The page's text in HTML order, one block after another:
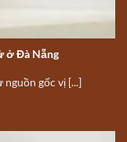
ở Đà Nẵng
gốc vị [...]